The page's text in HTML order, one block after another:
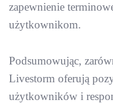
zapewnienie
użytkownikom.
Podsumowując,
Livestorm oferują
użytkowników i